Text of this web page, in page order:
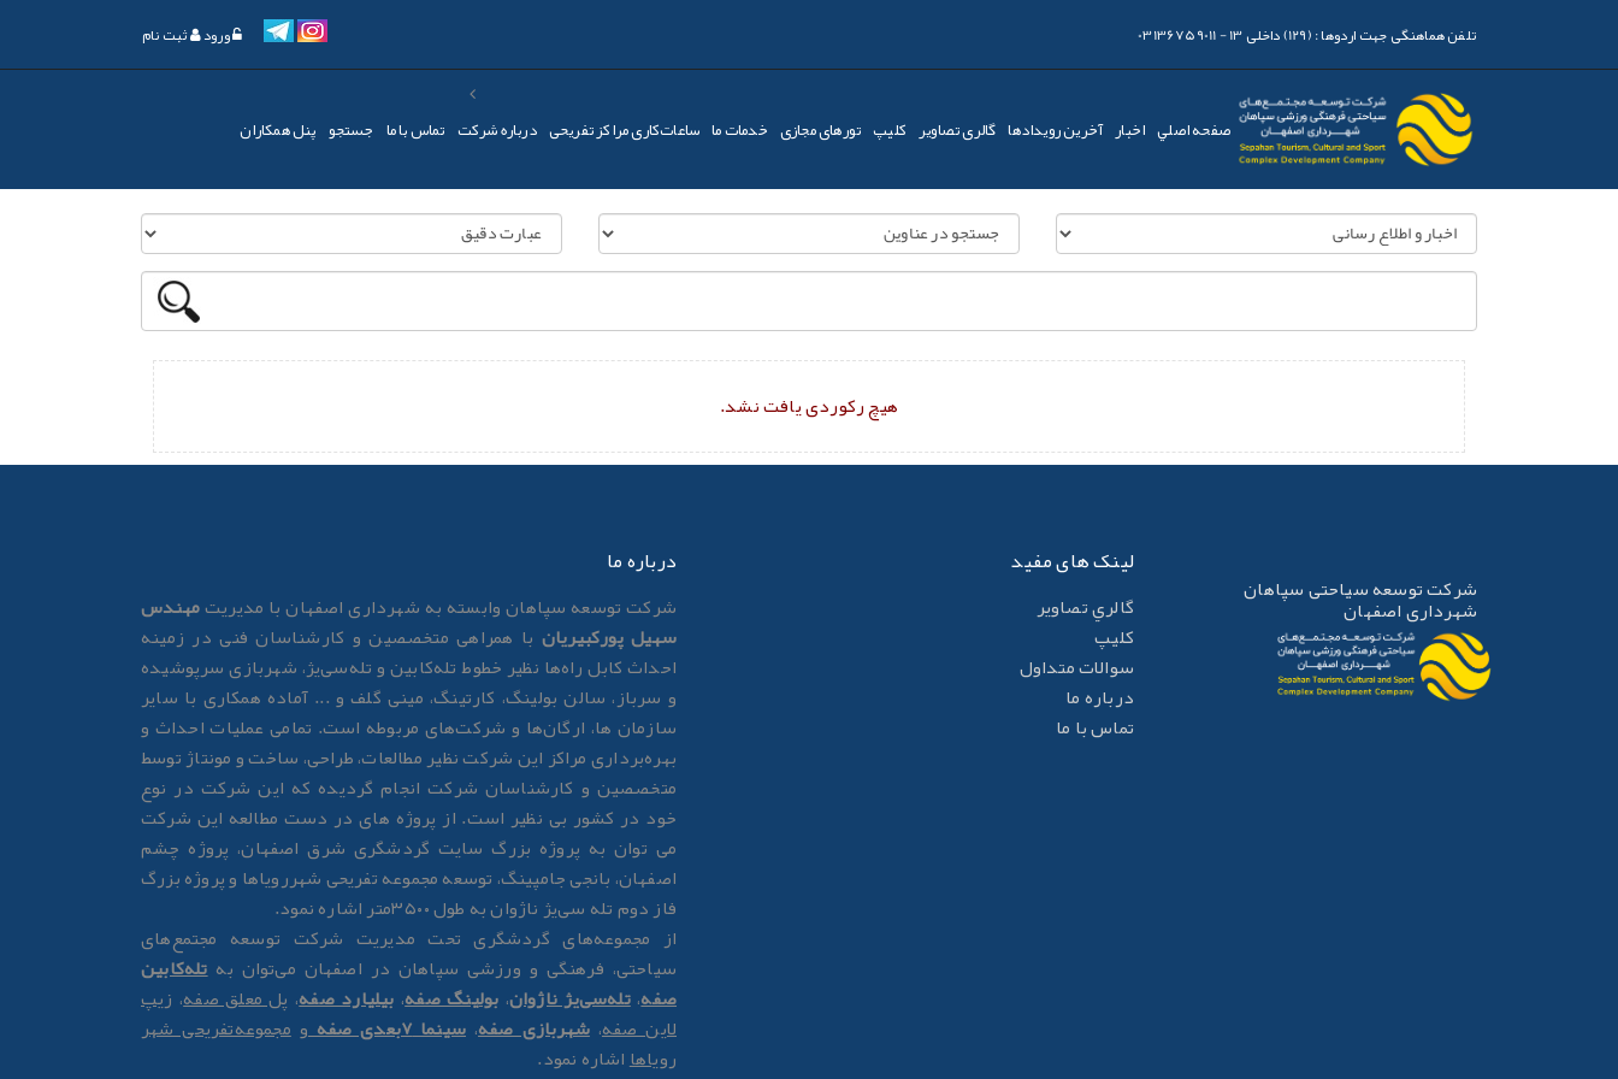
تلفن هماهنگی جهت اردوها :(129) داخلی 13 - 03136759011 ورود ثبت نام
صفحه اصلي اخبار آخرین رویدادها گالری تصاویر کليپ تورهای مجازی خدمات ما ساعات‌کاری مراکز تفریحی درباره شرکت تماس با ما جستجو پنل همکاران
هیچ رکوردی یافت نشد.
شرکت توسعه سیاحتی سپاهان
شهرداری اصفهان
لینک های مفید
گالري تصاوير
کليپ
سوالات متداول
درباره ما
تماس با ما
درباره ما
شرکت توسعه سپاهان وابسته به شهرداری اصفهان با مدیریتمهندس
سهیل پورکبیریان با همراهی متخصصین و کارشناسان فنی در زمینه
احداث کابل راه‌ها نظیر خطوط تله‌کابین و تله‌سی‌یژ، شهربازی سرپوشیده
و سرباز، سالن بولینگ، کارتینگ، مینی گلف و ... آماده همکاری با سایر
سازمان ها، ارگان‌ها و شرکت‌های مربوطه است. تمامی عملیات احداث و
بهره‌برداری مراکز این شرکت نظیر مطالعات، طراحی، ساخت و مونتاژ توسط
متخصصین و کارشناسان شرکت انجام گردیده که این شرکت در نوع
خود در کشور بی نظیر است. از پروژه های در دست مطالعه این شرکت
می توان به پروژه بزرگ سایت گردشگری شرق اصفهان، پروژه چشم
اصفهان، بانجی جامپینگ، توسعه مجموعه تفریحی شهررویاها و پروژه بزرگ
فاز دوم تله سی‌یژ ناژوان به طول ۳۵۰۰متر اشاره نمود.
از مجموعه‌های گردشگری تحت مدیریت شرکت توسعه مجتمع‌های
سیاحتی، فرهنگی و ورزشی سپاهان در اصفهان می‌توان بهتله‌کابین
صفه،تله‌سی‌یژ ناژوان، بولینگ صفه، بیلیارد صفه، پل معلق صفه، زیپ
لاین صفه،شهربازی صفه، سینما 7بعدی صفه ومجموعه‌تفریحی شهر
رویاهااشاره نمود.